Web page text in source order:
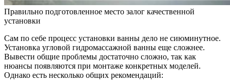
Правильно подготовленное место залог качественной
установки
Сам по себе процесс установки ванны дело не сиюминутное.
Установка угловой гидромассажной ванны еще сложнее.
Вывести общие проблемы достаточно сложно, так как
нюансы появляются при монтаже конкретных моделей.
Однако есть несколько общих рекомендаций: